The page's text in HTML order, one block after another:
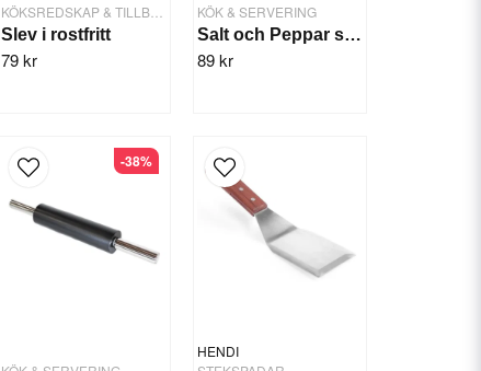
KÖKSREDSKAP & TILLBEHÖR
Slev i rostfritt
79 kr
KÖK & SERVERING
Salt och Peppar set i ställ
89 kr
-38%
HENDI